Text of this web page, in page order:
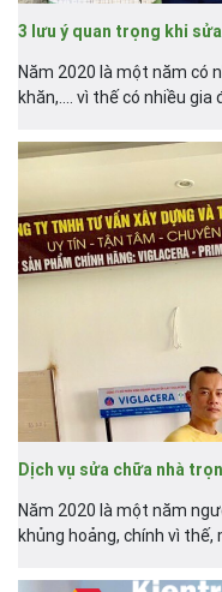
3 lưu ý quan trọng khi
Năm 2020 là một năm có
khăn,.... vì thế có nhiều gia
Dịch vụ sửa chữa nhà
Năm 2020 là một năm
khủng hoảng, chính vì thế,